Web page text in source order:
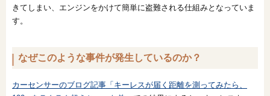
きてしまい、エンジンをかけて簡単に盗難される仕組みとなっていま
す。
なぜこのような事件が発生しているのか？
カーセンサーのブログ記事「キーレスが届く距離を測ってみたら、